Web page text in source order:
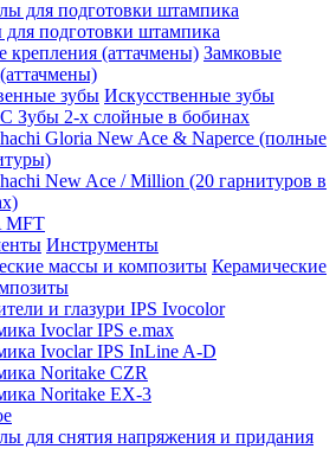
подготовки штампика
Замковые
Искусственные зубы
Зубы 2-х слойные в бобинах
Gloria New Ace & Naperce (полные
New Ace / Million (20 гарнитуров в
MFT
Инструменты
Керамические
и глазури IPS Ivocolor
Ivoclar IPS e.max
Ivoclar IPS InLine A-D
Noritake CZR
Noritake EX-3